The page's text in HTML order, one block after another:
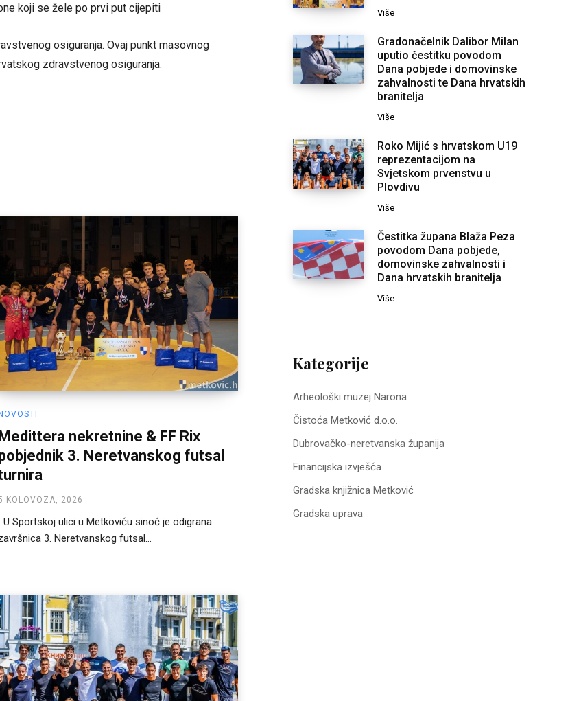
koji se žele po prvi put cijepiti
osiguranja. Ovaj punkt masovnog
zdravstvenog osiguranja.
NOVOSTI
nekretnine & FF Rix
3. Neretvanskog futsal
KOLOVOZA, 2026
U Sportskoj ulici u Metkoviću sinoć je odigrana
3. Neretvanskog futsal...
Više
Gradonačelnik Dalibor Milan
uputio čestitku povodom
Dana pobjede i domovinske
zahvalnosti te Dana hrvatskih
branitelja
Više
Roko Mijić s hrvatskom U19
reprezentacijom na
Svjetskom prvenstvu u
Plovdivu
Više
Čestitka župana Blaža Peza
povodom Dana pobjede,
domovinske zahvalnosti i
Dana hrvatskih branitelja
Više
Kategorije
Arheološki muzej Narona
Čistoća Metković d.o.o.
Dubrovačko-neretvanska županija
Financijska izvješća
Gradska knjižnica Metković
Gradska uprava